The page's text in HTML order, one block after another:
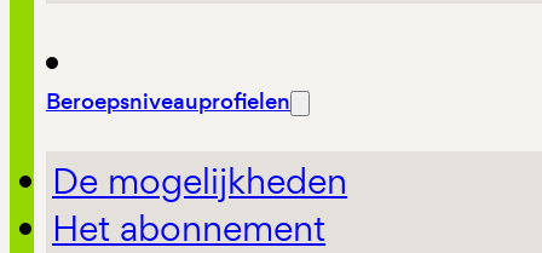
Beroepsniveauprofielen
De mogelijkheden
Het abonnement